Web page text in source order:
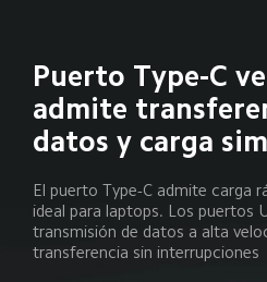
Puerto Type-C
admite
datos y carga
El puerto Type-C admite carga
ideal para laptops. Los puertos
transmisión de datos a alta
transferencia sin interrupciones